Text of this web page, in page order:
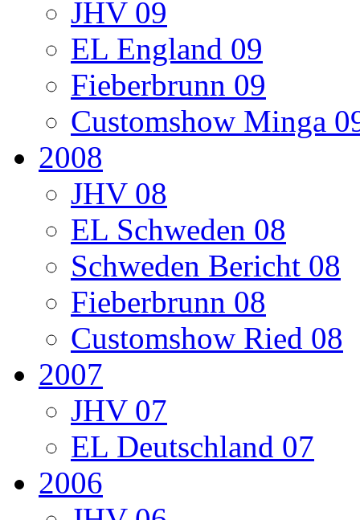
JHV 09
EL England 09
Fieberbrunn 09
Customshow Minga
2008
JHV 08
EL Schweden 08
Schweden Bericht 08
Fieberbrunn 08
Customshow Ried 08
2007
JHV 07
EL Deutschland 07
2006